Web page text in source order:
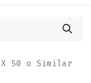
50 o Similar